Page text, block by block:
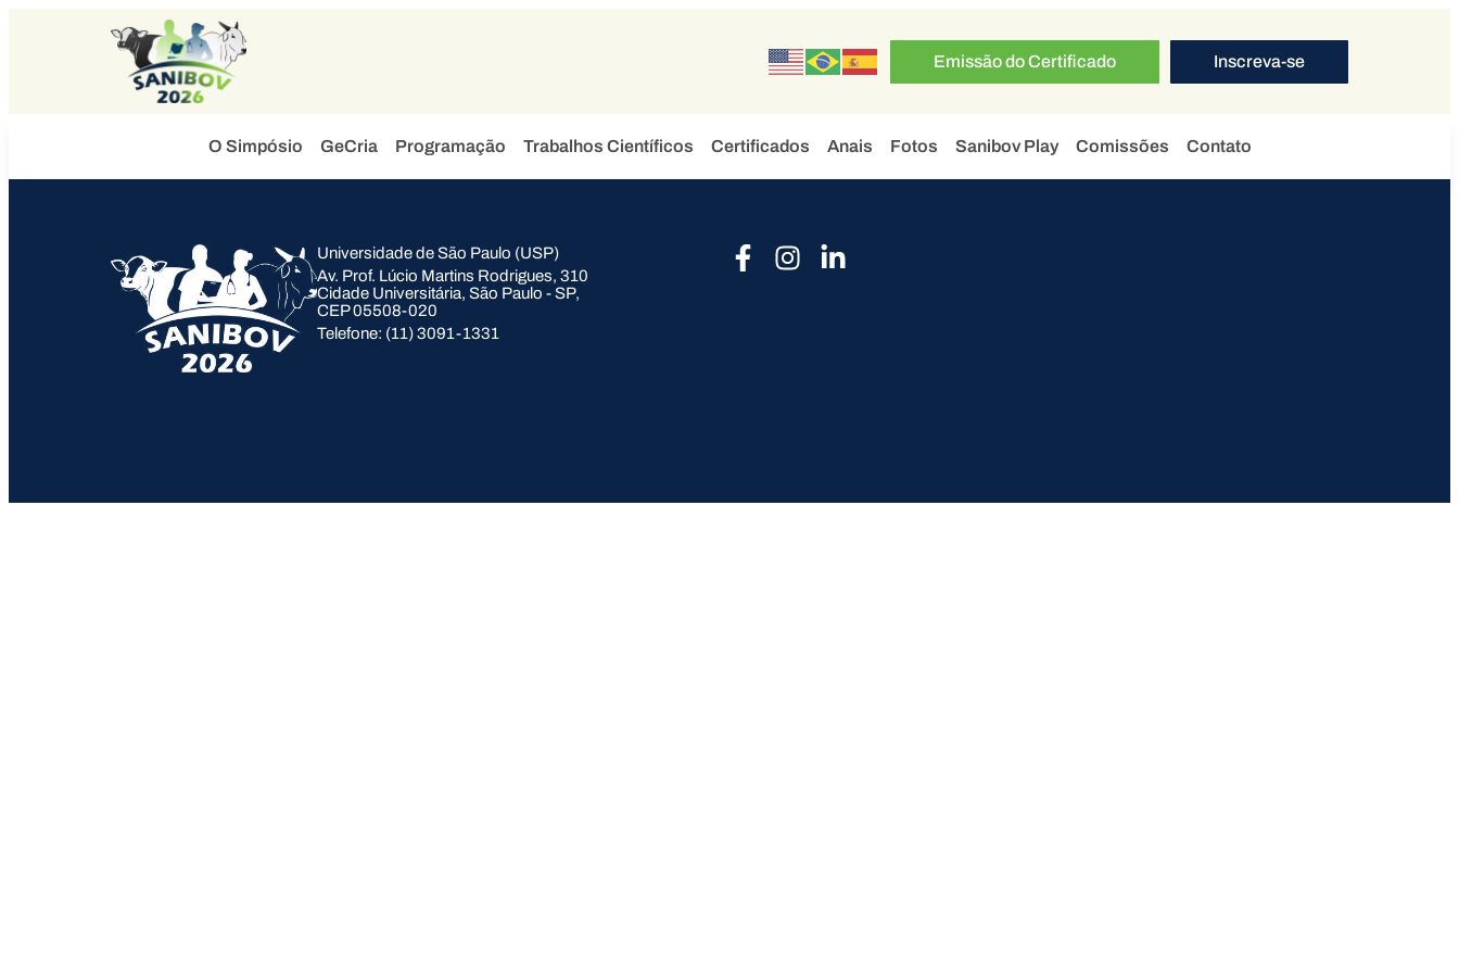
Emissão do Certificado Inscreva-se
O Simpósio GeCria Programação Trabalhos Científicos Certificados Anais Fotos Sanibov Play Comissões Contato
Universidade de São Paulo (USP)
Av. Prof. Lúcio Martins Rodrigues, 310
Cidade Universitária, São Paulo - SP,
CEP 05508-020
Telefone: (11) 3091-1331